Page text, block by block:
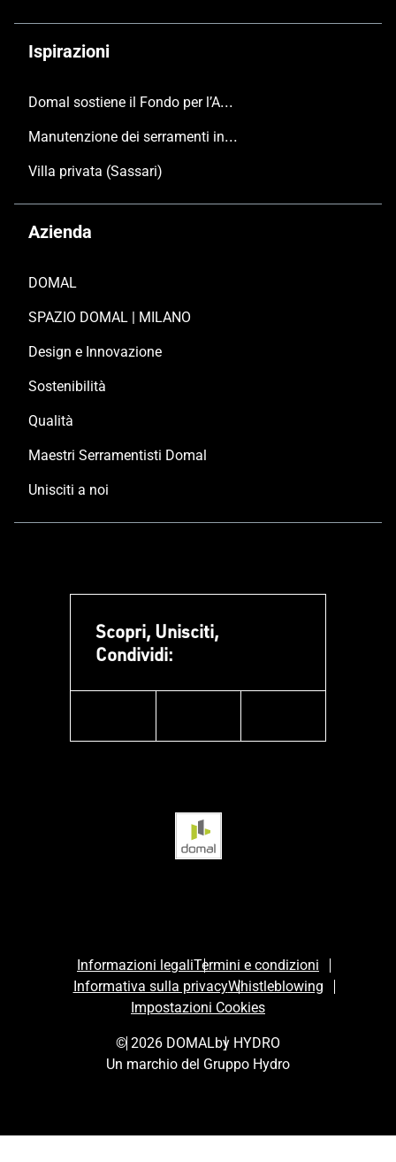
Ispirazioni
Domal sostiene il Fondo per l’Ambiente Italiano anche per le Giornate FAI di Primavera 2024
Manutenzione dei serramenti in alluminio
Villa privata (Sassari)
Azienda
DOMAL
SPAZIO DOMAL | MILANO
Design e Innovazione
Sostenibilità
Qualità
Maestri Serramentisti Domal
Unisciti a noi
Scopri, Unisciti,
Condividi:
Informazioni legaliTermini e condizioni
Informativa sulla privacyWhistleblowing
Impostazioni Cookies
© 2026 DOMALby HYDRO
Un marchio del Gruppo Hydro